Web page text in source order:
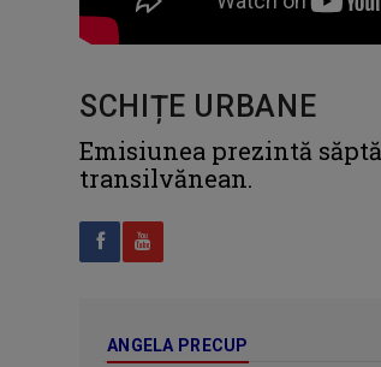
SCHIȚE URBANE
Emisiunea prezintă
transilvănean.
ANGELA PRECUP